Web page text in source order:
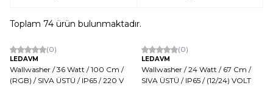
Toplam 74 ürün bulunmaktadır.
(0)
LEDAVM
Wallwasher / 36 Watt / 100 Cm /
(RGB) / SIVA ÜSTÜ / IP65 / 220 V
(0)
LEDAVM
Wallwasher / 24 Watt / 67 Cm /
SIVA ÜSTÜ / IP65 / (12/24) VOLT